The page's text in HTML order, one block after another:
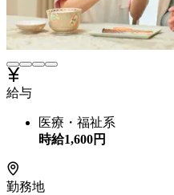
給与
医療・福祉系
時給1,600円
勤務地